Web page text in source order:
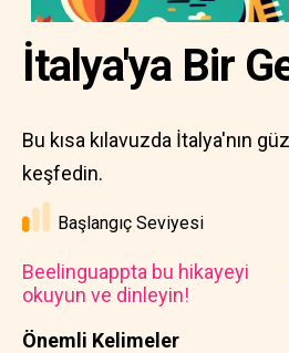
Önemli Kelimeler
İtalya'ya Bir
Bu kısa kılavuzda İtalya'nın
keşfedin.
Başlangıç Seviyesi
Beelinguappta bu hikayeyi
okuyun ve dinleyin!